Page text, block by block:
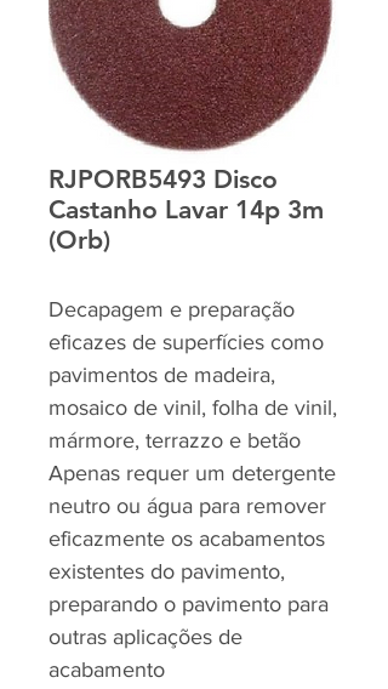
RJPORB5493 Disco
Castanho Lavar 14p 3m
(Orb)
Decapagem e preparação
eficazes de superfícies como
pavimentos de madeira,
mosaico de vinil, folha de vinil,
mármore, terrazzo e betão
Apenas requer um detergente
neutro ou água para remover
eficazmente os acabamentos
existentes do pavimento,
preparando o pavimento para
outras aplicações de
acabamento